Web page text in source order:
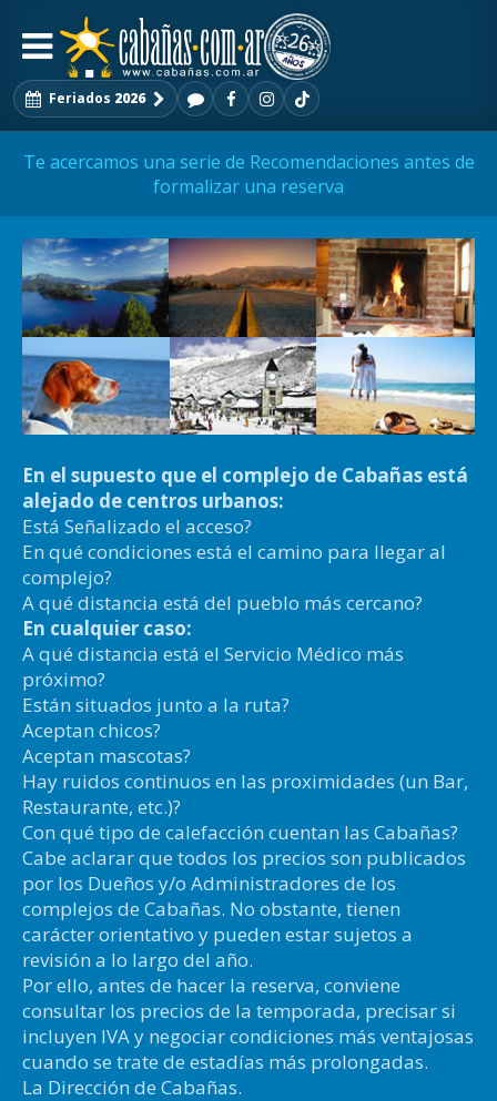
Feriados 2026
Te acercamos una serie de Recomendaciones antes de
formalizar una reserva
En el supuesto que el complejo de Cabañas está
alejado de centros urbanos:
Está Señalizado el acceso?
En qué condiciones está el camino para llegar al
complejo?
A qué distancia está del pueblo más cercano?
En cualquier caso:
A qué distancia está el Servicio Médico más
próximo?
Están situados junto a la ruta?
Aceptan chicos?
Aceptan mascotas?
Hay ruidos continuos en las proximidades (un Bar,
Restaurante, etc.)?
Con qué tipo de calefacción cuentan las Cabañas?
Cabe aclarar que todos los precios son publicados
por los Dueños y/o Administradores de los
complejos de Cabañas. No obstante, tienen
carácter orientativo y pueden estar sujetos a
revisión a lo largo del año.
Por ello, antes de hacer la reserva, conviene
consultar los precios de la temporada, precisar si
incluyen IVA y negociar condiciones más ventajosas
cuando se trate de estadías más prolongadas.
La Dirección de Cabañas.